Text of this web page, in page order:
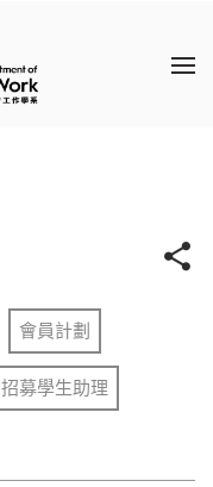
會員計劃
招募學生助理